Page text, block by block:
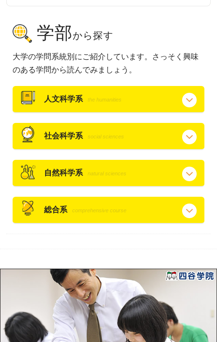
学部から探す
大学の学問系統別にご紹介しています。さっそく興味
のある学問から読んでみましょう。
人文科学系 the humanities
社会科学系 social sciences
自然科学系 natural sciences
総合系 comprehensive course